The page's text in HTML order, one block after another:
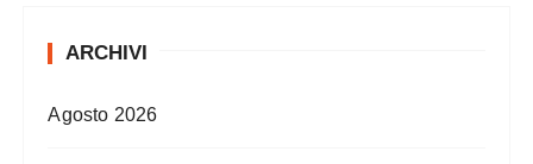
ARCHIVI
Agosto 2026